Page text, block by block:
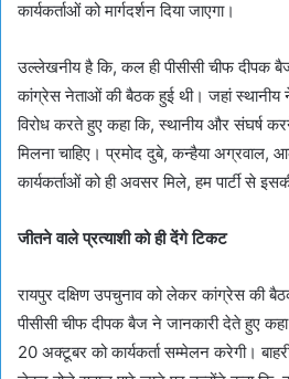
कार्यकर्ताओं को मार्गदर्शन दिया जाएगा।
उल्लेखनीय है कि, कल ही पीसीसी चीफ दीपक
कांग्रेस नेताओं की बैठक हुई थी। जहां स्थानीय
विरोध करते हुए कहा कि, स्थानीय और संघर्ष
मिलना चाहिए। प्रमोद दुबे, कन्हैया अग्रवाल,
कार्यकर्ताओं को ही अवसर मिले, हम पार्टी से
जीतने वाले प्रत्याशी को ही देंगे टिकट
रायपुर दक्षिण उपचुनाव को लेकर कांग्रेस की
पीसीसी चीफ दीपक बैज ने जानकारी देते हुए
20 अक्टूबर को कार्यकर्ता सम्मेलन करेगी। बाहरी